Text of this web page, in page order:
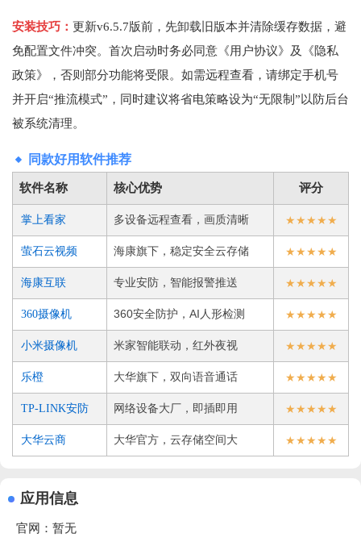
安装技巧： 更新v6.5.7版前，先卸载旧版本并清除缓存数据，避
免配置文件冲突。首次启动时务必同意《用户协议》及《隐私
政策》，否则部分功能将受限。如需远程查看，请绑定手机号
并开启“推流模式”，同时建议将省电策略设为“无限制”以防后台
被系统清理。
同款好用软件推荐
软件名称 核心优势 评分
掌上看家 多设备远程查看，画质清晰 ★★★★★
萤石云视频 海康旗下，稳定安全云存储 ★★★★★
海康互联 专业安防，智能报警推送 ★★★★★
360摄像机 360安全防护，AI人形检测 ★★★★★
小米摄像机 米家智能联动，红外夜视 ★★★★★
乐橙 大华旗下，双向语音通话 ★★★★★
TP-LINK安防 网络设备大厂，即插即用 ★★★★★
大华云商 大华官方，云存储空间大 ★★★★★
应用信息
官网：暂无